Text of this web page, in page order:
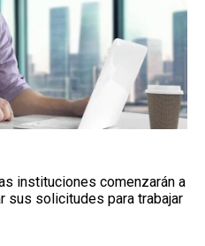
instituciones comenzarán a
sus solicitudes para trabajar